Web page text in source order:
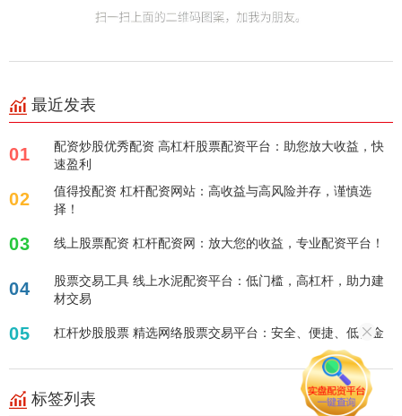
最近发表
01
配资炒股优秀配资 高杠杆股票配资平台：助您放大收益，快
速盈利
02
值得投配资 杠杆配资网站：高收益与高风险并存，谨慎选
择！
03 线上股票配资 杠杆配资网：放大您的收益，专业配资平台！
04
股票交易工具 线上水泥配资平台：低门槛，高杠杆，助力建
材交易
05 杠杆炒股股票 精选网络股票交易平台：安全、便捷、低佣金
标签列表